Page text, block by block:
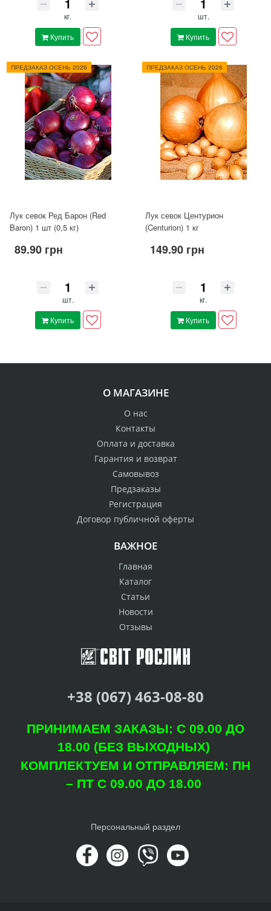
кг.
Купить
шт.
Купить
ПРЕДЗАКАЗ ОСЕНЬ 2026
Лук севок Ред Барон (Red
Baron) 1 шт (0,5 кг)
89.90 грн
шт.
Купить
ПРЕДЗАКАЗ ОСЕНЬ 2026
Лук севок Центурион
(Centurion) 1 кг
149.90 грн
кг.
Купить
О МАГАЗИНЕ
О нас
Контакты
Оплата и доставка
Гарантия и возврат
Самовывоз
Предзаказы
Регистрация
Договор публичной оферты
ВАЖНОЕ
Главная
Каталог
Статьи
Новости
Отзывы
+38 (067) 463-08-80
ПРИНИМАЕМ ЗАКАЗЫ: С 09.00 ДО
18.00 (БЕЗ ВЫХОДНЫХ)
КОМПЛЕКТУЕМ И ОТПРАВЛЯЕМ: ПН
– ПТ С 09.00 ДО 18.00
Персональный раздел